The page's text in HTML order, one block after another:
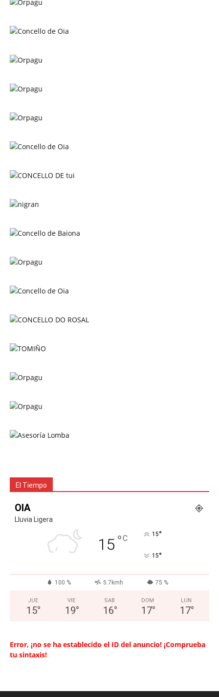
El Tiempo
OIA
Lluvia Ligera
15 °C 15°
15°
100 % 5.7kmh 75 %
JUE
15°
VIE
19°
SAB
16°
DOM
17°
LUN
17°
Error, ¡no se ha establecido el ID del anuncio! ¡Comprueba
tu sintaxis!